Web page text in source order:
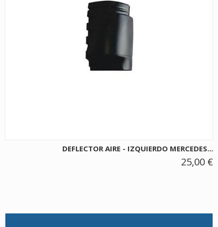
DEFLECTOR AIRE - IZQUIERDO MERCEDES...
25,00 €